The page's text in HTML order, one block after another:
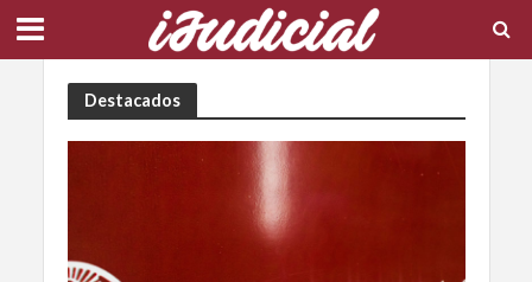
Destacados